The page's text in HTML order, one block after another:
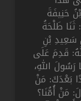
حَنِيفَةَ
طَلْحَةُ
سَعِيدِ بْنِ
قَدِمَ عَلَى
اللهِ،
بَعْدَكَ: مَنْ
مَنْ أُمُّنَا؟